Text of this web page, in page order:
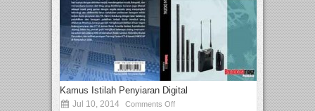
Kamus Istilah Penyiaran Digital
Jul 10, 2014 Comments Off